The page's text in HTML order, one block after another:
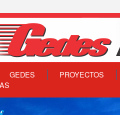
GEDES PROYECTOS